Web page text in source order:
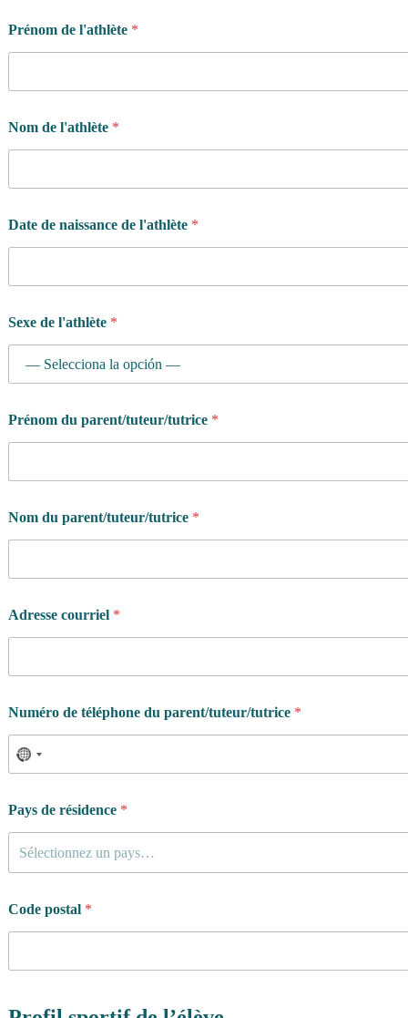
f
e
d
r
M
e
s
g
Prénom de l'athlète *
Nom de l'athlète *
Date de naissance de l'athlète *
Sexe de l'athlète *
Prénom du parent/tuteur/tutrice *
Nom du parent/tuteur/tutrice *
Adresse courriel *
Numéro de téléphone du parent/tuteur/tutrice *
Pays de résidence *
Sélectionnez un pays…
Code postal *